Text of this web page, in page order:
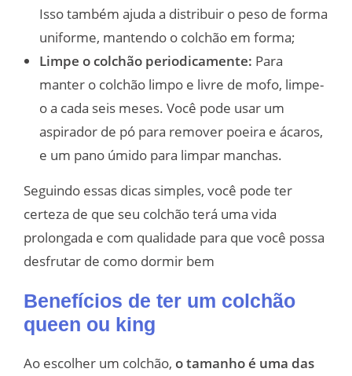
Isso também ajuda a distribuir o peso de forma
uniforme, mantendo o colchão em forma;
Limpe o colchão periodicamente: Para
manter o colchão limpo e livre de mofo, limpe-
o a cada seis meses. Você pode usar um
aspirador de pó para remover poeira e ácaros,
e um pano úmido para limpar manchas.
Seguindo essas dicas simples, você pode ter
certeza de que seu colchão terá uma vida
prolongada e com qualidade para que você possa
desfrutar de como dormir bem
Benefícios de ter um colchão
queen ou king
Ao escolher um colchão, o tamanho é uma das